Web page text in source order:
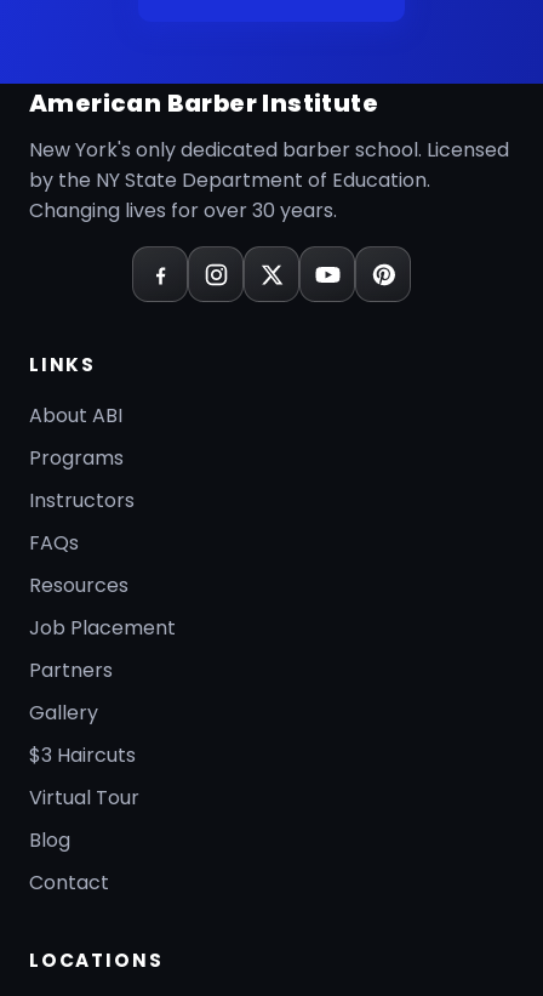
American Barber Institute
New York's only dedicated barber school. Licensed
by the NY State Department of Education.
Changing lives for over 30 years.
LINKS
About ABI
Programs
Instructors
FAQs
Resources
Job Placement
Partners
Gallery
$3 Haircuts
Virtual Tour
Blog
Contact
LOCATIONS